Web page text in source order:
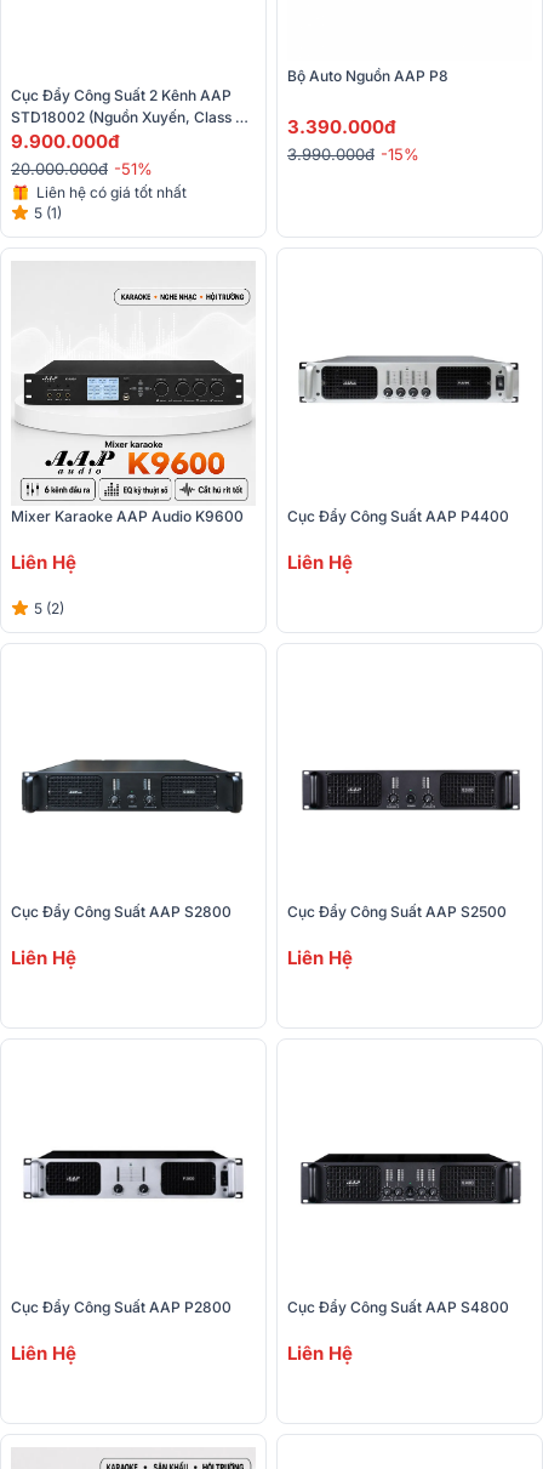
Cục Đẩy Công Suất 2 Kênh AAP
STD18002 (Nguồn Xuyến, Class H,
1800W)
9.900.000đ
20.000.000đ -51%
Liên hệ có giá tốt nhất
5 (1)
Bộ Auto Nguồn AAP P8
3.390.000đ
3.990.000đ -15%
Mixer Karaoke AAP Audio K9600
Liên Hệ
5 (2)
Cục Đẩy Công Suất AAP P4400
Liên Hệ
Cục Đẩy Công Suất AAP S2800
Liên Hệ
Cục Đẩy Công Suất AAP S2500
Liên Hệ
Cục Đẩy Công Suất AAP P2800
Liên Hệ
Cục Đẩy Công Suất AAP S4800
Liên Hệ